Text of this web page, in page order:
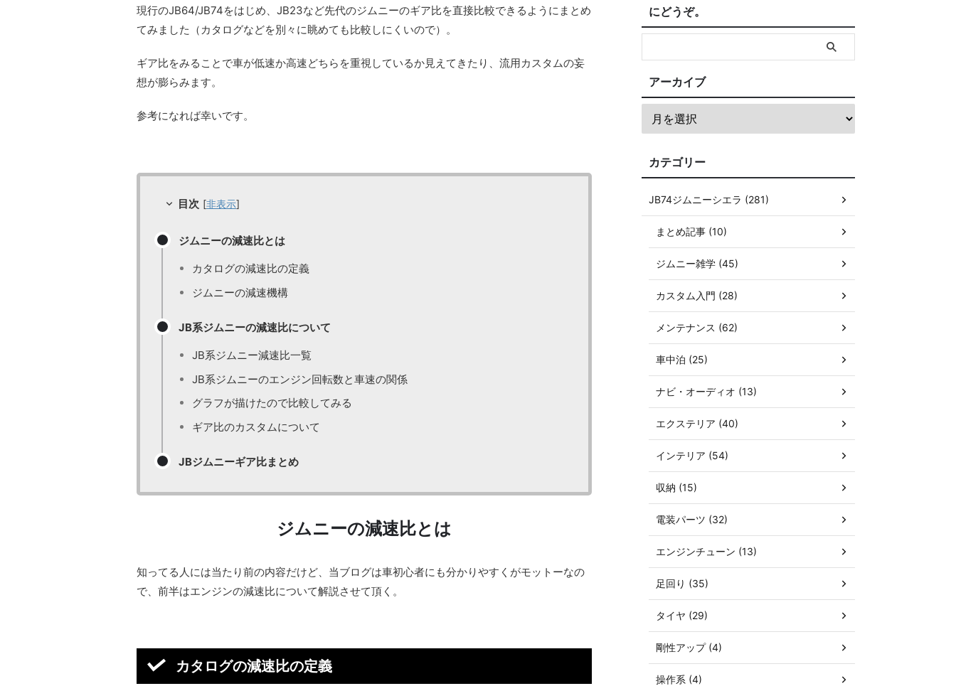
現行のJB64/JB74をはじめ、JB23など先代のジムニーのギア比を直接比較できるようにまとめ
てみました（カタログなどを別々に眺めても比較しにくいので）。
ギア比をみることで車が低速か高速どちらを重視しているか見えてきたり、流用カスタムの妄
想が膨らみます。
参考になれば幸いです。
目次 [非表示]
ジムニーの減速比とは
カタログの減速比の定義
ジムニーの減速機構
JB系ジムニーの減速比について
JB系ジムニー減速比一覧
JB系ジムニーのエンジン回転数と車速の関係
グラフが描けたので比較してみる
ギア比のカスタムについて
JBジムニーギア比まとめ
ジムニーの減速比とは
知ってる人には当たり前の内容だけど、当ブログは車初心者にも分かりやすくがモットーなの
で、前半はエンジンの減速比について解説させて頂く。
カタログの減速比の定義
にどうぞ。
アーカイブ
カテゴリー
JB74ジムニーシエラ (281)
まとめ記事 (10)
ジムニー雑学 (45)
カスタム入門 (28)
メンテナンス (62)
車中泊 (25)
ナビ・オーディオ (13)
エクステリア (40)
インテリア (54)
収納 (15)
電装パーツ (32)
エンジンチューン (13)
足回り (35)
タイヤ (29)
剛性アップ (4)
操作系 (4)